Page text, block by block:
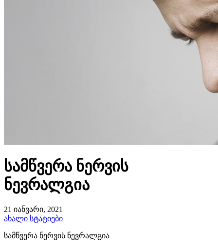
სამწვერა ნერვის
ნევრალგია
21 იანვარი, 2021
ახალი სტატიები
სამწვერა ნერვის ნევრალგია